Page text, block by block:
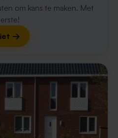
om kans te maken. Met
→